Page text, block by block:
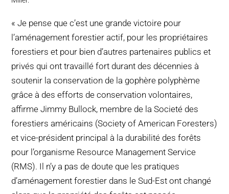
« Je pense que c’est une grande victoire pour
l’aménagement forestier actif, pour les propriétaires
forestiers et pour bien d’autres partenaires publics et
privés qui ont travaillé fort durant des décennies à
soutenir la conservation de la gophère polyphème
grâce à des efforts de conservation volontaires,
affirme Jimmy Bullock, membre de la Societé des
forestiers américains (Society of American Foresters)
et vice-président principal à la durabilité des forêts
pour l’organisme Resource Management Service
(RMS). Il n’y a pas de doute que les pratiques
d’aménagement forestier dans le Sud-Est ont changé